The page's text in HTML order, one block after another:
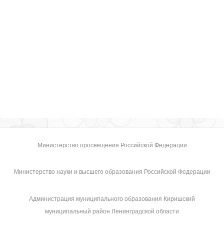
Министерство просвещения Российской Федерации
Министерство науки и высшего образования Российской Федерации
Администрация муниципального образования Киришский
муниципальный район Ленинградской области